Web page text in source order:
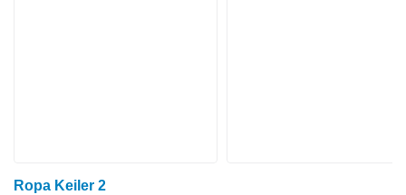
Ropa Keiler 2